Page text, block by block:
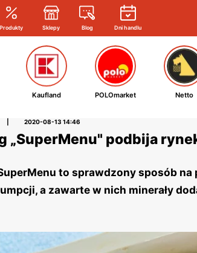
Produkty Sklepy Blog Dni handlu
Kaufland POLOmarket Netto
2020-08-13 14:46
„SuperMenu" podbija
to sprawdzony sposób
a zawarte w nich minerały